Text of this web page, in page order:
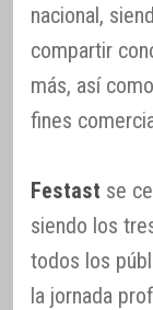
nacional,
compartir
más, así
fines
Festast se
siendo los
todos los
la jornada